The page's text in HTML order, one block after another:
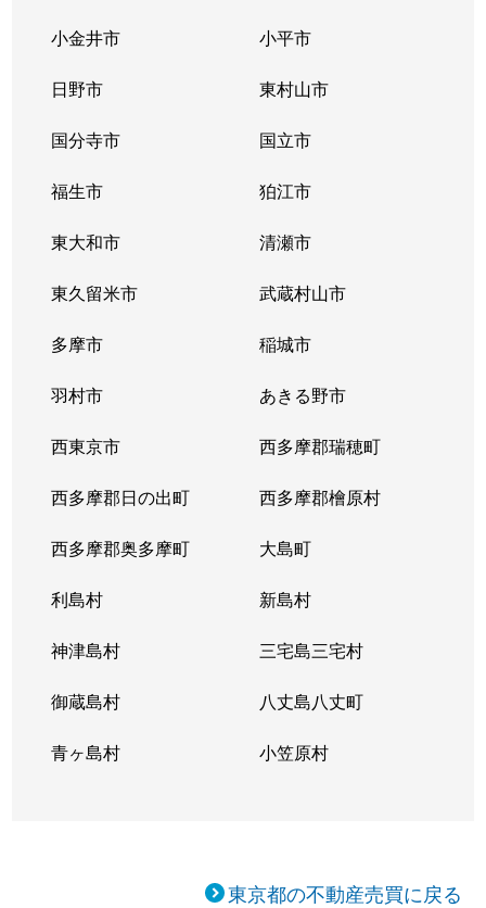
小金井市 小平市
日野市 東村山市
国分寺市 国立市
福生市 狛江市
東大和市 清瀬市
東久留米市 武蔵村山市
多摩市 稲城市
羽村市 あきる野市
西東京市 西多摩郡瑞穂町
西多摩郡日の出町 西多摩郡檜原村
西多摩郡奥多摩町 大島町
利島村 新島村
神津島村 三宅島三宅村
御蔵島村 八丈島八丈町
青ヶ島村 小笠原村
東京都の不動産売買に戻る